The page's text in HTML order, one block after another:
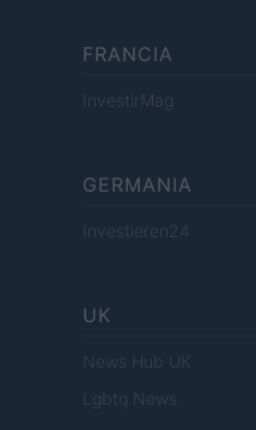
FRANCIA
InvestirMag
GERMANIA
Investieren24
UK
News Hub UK
Lgbtq News